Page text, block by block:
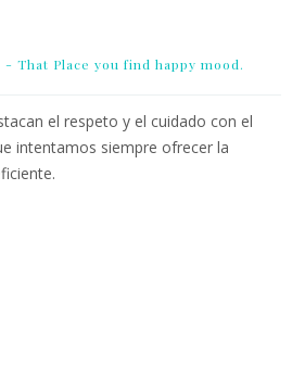
That Place you find happy mood.
el respeto y el cuidado con el
intentamos siempre ofrecer la